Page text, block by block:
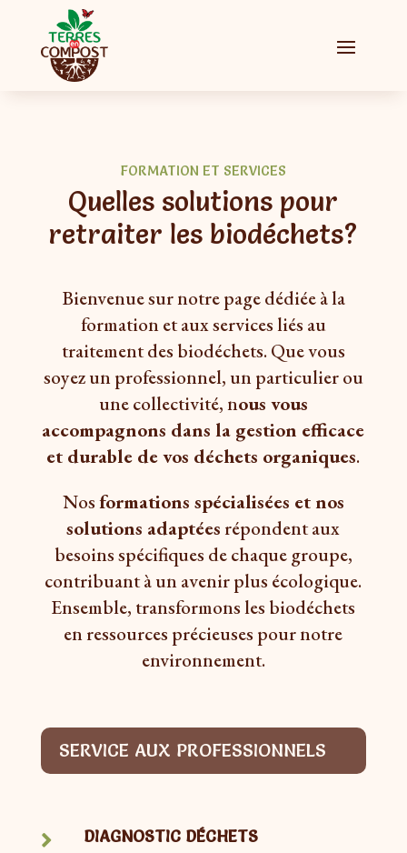
FORMATION ET SERVICES
Quelles solutions pour
retraiter les biodéchets?
Bienvenue sur notre page dédiée à la
formation et aux services liés au
traitement des biodéchets. Que vous
soyez un professionnel, un particulier ou
une collectivité, nous vous
accompagnons dans la gestion efficace
et durable de vos déchets organiques.
Nosformations spécialisées et nos
solutions adaptées répondent aux
besoins spécifiques de chaque groupe,
contribuant à un avenir plus écologique.
Ensemble, transformons les biodéchets
en ressources précieuses pour notre
environnement.
SERVICE AUX PROFESSIONNELS
 DIAGNOSTIC DÉCHETS